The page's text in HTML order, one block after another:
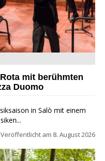
Nino Rota
mit berühmten
Duomo
in Salò mit einem
Veröffentlicht am 8. August 2026